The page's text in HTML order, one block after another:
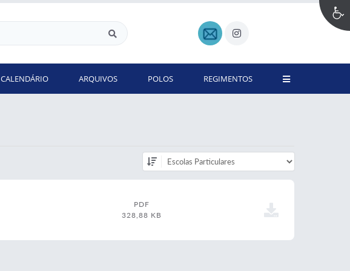
CALENDÁRIO ARQUIVOS POLOS REGIMENTOS
PDF
328,88 KB